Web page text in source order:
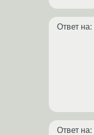
Ответ на:
Ответ на: